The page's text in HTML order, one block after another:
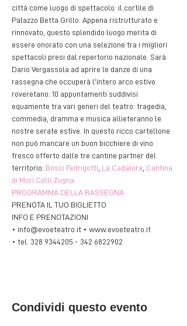
città come luogo di spettacolo: il cortile di
Palazzo Betta Grillo. Appena ristrutturato e
rinnovato, questo splendido luogo merita di
essere onorato con una selezione tra i migliori
spettacoli presi dal repertorio nazionale. Sarà
Dario Vergassola ad aprire le danze di una
rassegna che occuperà l’intero arco estivo
roveretano: 10 appuntamenti suddivisi
equamente tra vari generi del teatro: tragedia,
commedia, dramma e musica allieteranno le
nostre serate estive. In questo ricco cartellone
non può mancare un buon bicchiere di vino
fresco offerto dalle tre cantine partner del
territorio: Bossi Fedrigotti La Cadalora Cantina
di Mori Colli Zugna.
PROGRAMMA DELLA RASSEGNA
PRENOTA IL TUO BIGLIETTO
INFO E PRENOTAZIONI
• info@evoeteatro.it • www.evoeteatro.it
• tel. 328 9344205 - 342 6822902
Condividi questo evento